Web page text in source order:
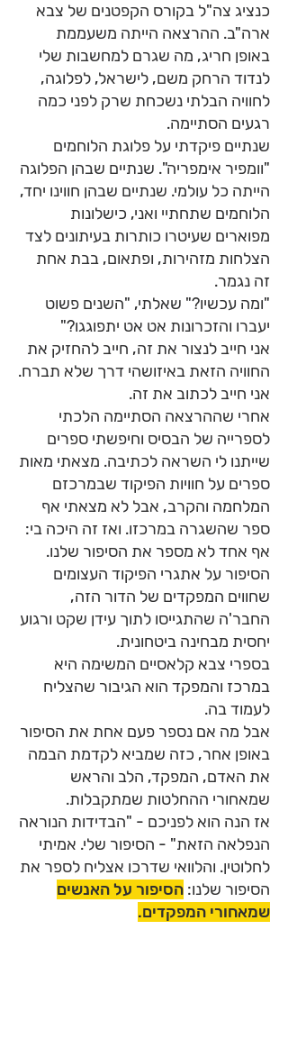
כנציג צה"ל בקורס הקפטנים של צבא
ארה"ב. ההרצאה הייתה משעממת
באופן חריג, מה שגרם למחשבות שלי
לנדוד הרחק משם, לישראל, לפלוגה,
לחוויה הבלתי נשכחת שרק לפני כמה
רגעים הסתיימה.
שנתיים פיקדתי על פלוגת הלוחמים
"וומפיר אימפריה". שנתיים שבהן הפלוגה
הייתה כל עולמי. שנתיים שבהן חווינו יחד,
הלוחמים שתחתיי ואני, כישלונות
מפוארים שעיטרו כותרות בעיתונים לצד
הצלחות מזהירות, ופתאום, בבת אחת
זה נגמר.
"ומה עכשיו?" שאלתי, "השנים פשוט
יעברו והזכרונות אט אט יתפוגגו?"
אני חייב לנצור את זה, חייב להחזיק את
החוויה הזאת באיזושהי דרך שלא תברח.
אני חייב לכתוב את זה.
אחרי שההרצאה הסתיימה הלכתי
לספרייה של הבסיס וחיפשתי ספרים
שייתנו לי השראה לכתיבה. מצאתי מאות
ספרים על חוויות הפיקוד שבמרכזם
המלחמה והקרב, אבל לא מצאתי אף
ספר שהשגרה במרכזו. ואז זה היכה בי:
אף אחד לא מספר את הסיפור שלנו.
הסיפור על אתגרי הפיקוד העצומים
שחווים המפקדים של הדור הזה,
החבר'ה שהתגייסו לתוך עידן שקט ורגוע
יחסית מבחינה ביטחונית.
בספרי צבא קלאסיים המשימה היא
במרכז והמפקד הוא הגיבור שהצליח
לעמוד בה.
אבל מה אם נספר פעם אחת את הסיפור
באופן אחר, כזה שמביא לקדמת הבמה
את האדם, המפקד, הלב והראש
שמאחורי ההחלטות שמתקבלות.
אז הנה הוא לפניכם - "הבדידות הנוראה
הנפלאה הזאת" - הסיפור שלי. אמיתי
לחלוטין. והלוואי שדרכו אצליח לספר את
הסיפור שלנו: הסיפור על האנשים
שמאחורי המפקדים.